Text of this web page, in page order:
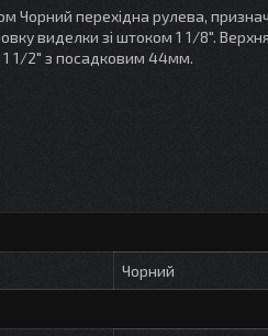
Чорний перехідна рулева,
виделки зі штоком 1 1/8".
1/2" з посадковим 44мм.
Чорний